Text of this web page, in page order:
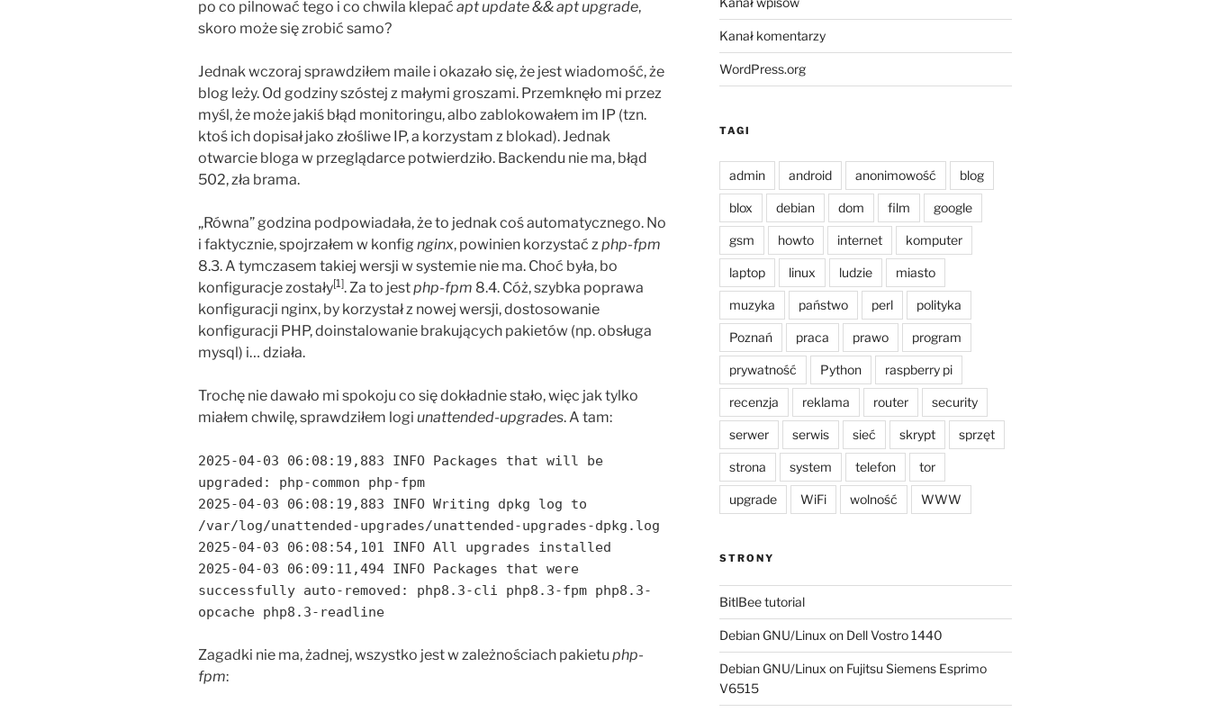
po co pilnować tego i co chwila klepać apt update && apt upgrade,
skoro może się zrobić samo?
Jednak wczoraj sprawdziłem maile i okazało się, że jest wiadomość, że
blog leży. Od godziny szóstej z małymi groszami. Przemknęło mi przez
myśl, że może jakiś błąd monitoringu, albo zablokowałem im IP (tzn.
ktoś ich dopisał jako złośliwe IP, a korzystam z blokad). Jednak
otwarcie bloga w przeglądarce potwierdziło. Backendu nie ma, błąd
502, zła brama.
„Równa” godzina podpowiadała, że to jednak coś automatycznego. No
i faktycznie, spojrzałem w konfig nginx, powinien korzystać zphp-fpm
8.3. A tymczasem takiej wersji w systemie nie ma. Choć była, bo
konfiguracje zostały[1]. Za to jestphp-fpm 8.4. Cóż, szybka poprawa
konfiguracji nginx, by korzystał z nowej wersji, dostosowanie
konfiguracji PHP, doinstalowanie brakujących pakietów (np. obsługa
mysql) i… działa.
Trochę nie dawało mi spokoju co się dokładnie stało, więc jak tylko
miałem chwilę, sprawdziłem logi unattended-upgrades. A tam:
2025-04-03 06:08:19,883 INFO Packages that will be
upgraded: php-common php-fpm
2025-04-03 06:08:19,883 INFO Writing dpkg log to
/var/log/unattended-upgrades/unattended-upgrades-dpkg.log
2025-04-03 06:08:54,101 INFO All upgrades installed
2025-04-03 06:09:11,494 INFO Packages that were
successfully auto-removed: php8.3-cli php8.3-fpm php8.3-
opcache php8.3-readline
Zagadki nie ma, żadnej, wszystko jest w zależnościach pakietu php-
fpm:
Kanał komentarzy
WordPress.org
TAGI
admin android anonimowość blog
blox debian dom film google
gsm howto internet komputer
laptop linux ludzie miasto
muzyka państwo perl polityka
Poznań praca prawo program
prywatność Python raspberry pi
recenzja reklama router security
serwer serwis sieć skrypt sprzęt
strona system telefon tor
upgrade WiFi wolność WWW
STRONY
BitlBee tutorial
Debian GNU/Linux on Dell Vostro 1440
Debian GNU/Linux on Fujitsu Siemens Esprimo
V6515